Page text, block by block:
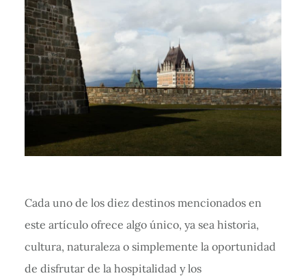
Cada uno de los diez destinos mencionados en
este artículo ofrece algo único, ya sea historia,
cultura, naturaleza o simplemente la oportunidad
de disfrutar de la hospitalidad y los